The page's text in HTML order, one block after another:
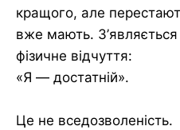
кращого, але
вже мають.
фізичне відчуття:
«Я — достатній».
Це не вседозволеність.